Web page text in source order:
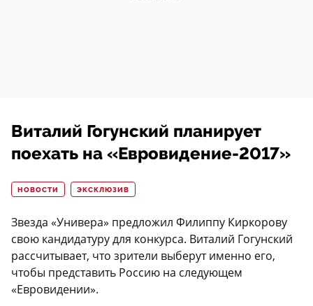
Виталий Гогунский планирует
поехать на «Евровидение-2017»
НОВОСТИ ЭКСКЛЮЗИВ
Звезда «Универа» предложил Филиппу Киркорову
свою кандидатуру для конкурса. Виталий Гогунский
рассчитывает, что зрители выберут именно его,
чтобы представить Россию на следующем
«Евровидении».